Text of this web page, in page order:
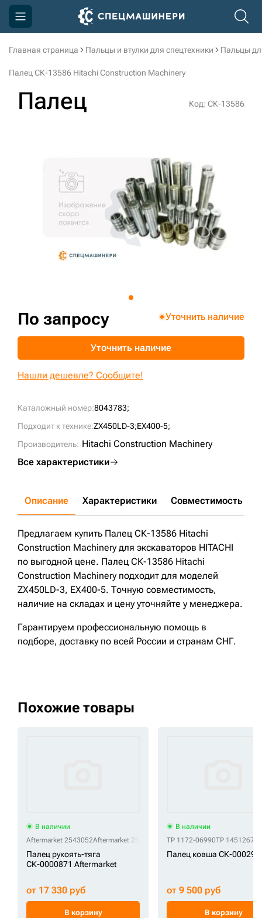
Главная страница Пальцы и втулки для спецтехники Пальцы
Палец СК-13586 Hitachi Construction Machinery
Палец Код: СК-13586
Каталожный номер:8043783;
Подходит к технике:ZX450LD-3;EX400-5;
Производитель: Hitachi Construction Machinery
Все характеристики
По запросу Уточнить наличие
Уточнить наличие
Нашли дешевле? Сообщите!
Описание Характеристики Совместимость
Предлагаем купить Палец СК-13586 Hitachi
Construction Machinery для экскаваторов HITACHI
по выгодной цене. Палец СК-13586 Hitachi
Construction Machinery подходит для моделей
ZX450LD-3, EX400-5. Точную совместимость,
наличие на складах и цену уточняйте у менеджера.
Гарантируем профессиональную помощь в
подборе, доставку по всей России и странам СНГ.
Похожие товары
В наличии
Aftermarket 2543052Aftermarket 254-3052
Палец рукоять-тяга
СК-0000871 Aftermarket
от 17 330 руб
В корзину
В наличии
TP 1172-06990TP 14512677
Палец ковша СК-
от 9 500 руб
В корзину
Компания
Доставка и оплата
3D тур по производству
3D тур по складам
sksale@skdst.ru